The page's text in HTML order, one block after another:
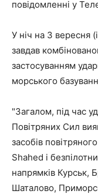
повідомленні у
У ніч на 3 вересня
завдав
застосуванням
морського
"Загалом, під час
Повітряних Сил
засобів
Shahed і
напрямків Курськ,
Шаталово,